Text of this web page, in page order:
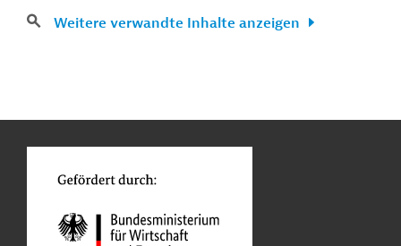
Weitere verwandte Inhalte anzeigen